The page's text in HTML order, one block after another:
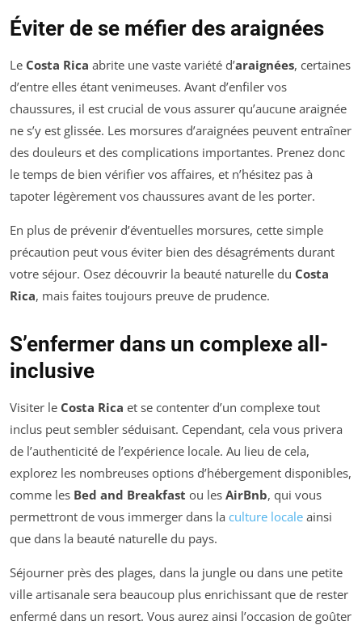
Éviter de se méfier des araignées
Le Costa Rica abrite une vaste variété d’araignées, certaines
d’entre elles étant venimeuses. Avant d’enfiler vos
chaussures, il est crucial de vous assurer qu’aucune araignée
ne s’y est glissée. Les morsures d’araignées peuvent entraîner
des douleurs et des complications importantes. Prenez donc
le temps de bien vérifier vos affaires, et n’hésitez pas à
tapoter légèrement vos chaussures avant de les porter.
En plus de prévenir d’éventuelles morsures, cette simple
précaution peut vous éviter bien des désagréments durant
votre séjour. Osez découvrir la beauté naturelle du Costa
Rica, mais faites toujours preuve de prudence.
S’enfermer dans un complexe all-
inclusive
Visiter le Costa Rica et se contenter d’un complexe tout
inclus peut sembler séduisant. Cependant, cela vous privera
de l’authenticité de l’expérience locale. Au lieu de cela,
explorez les nombreuses options d’hébergement disponibles,
comme les Bed and Breakfast ou les AirBnb, qui vous
permettront de vous immerger dans la culture locale ainsi
que dans la beauté naturelle du pays.
Séjourner près des plages, dans la jungle ou dans une petite
ville artisanale sera beaucoup plus enrichissant que de rester
enfermé dans un resort. Vous aurez ainsi l’occasion de goûter